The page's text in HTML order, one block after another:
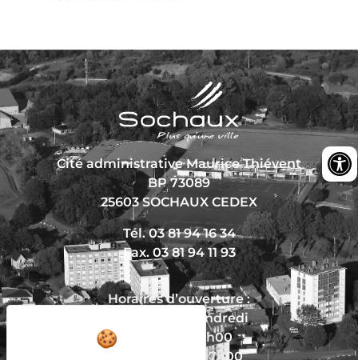
Cité administrative Maurice Thiévent
BP 73089
25603 SOCHAUX CEDEX
Tél. 03 81 94 16 34
Fax. 03 81 94 11 93
Horaires d’ouverture :
Du lundi au vendredi
De 8h30 à 12h00
Et de 13h30 à 17h00